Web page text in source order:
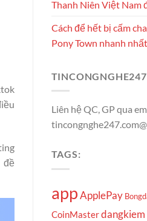
đề
Thanh Niên Việt Nam
Cách để hết bị cấm
Pony Town nhanh nhất
Liên hệ QC, GP qua
TAGS:
appApplePay
CoinMaster dangkiem